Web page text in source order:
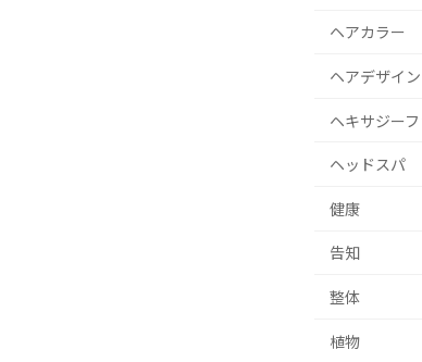
ヘアカラー
ヘアデザイン
ヘキサジー
ヘッドスパ
健康
告知
整体
植物